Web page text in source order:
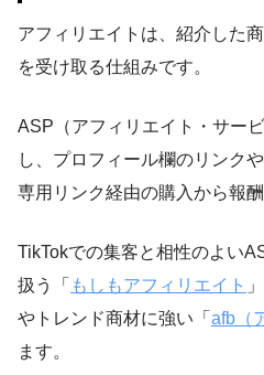
アフィリエイトは、紹介した
を受け取る仕組みです。
ASP（アフィリエイト・サー
し、プロフィール欄のリンク
専用リンク経由の購入から報酬
TikTokでの集客と相性のよい
扱う「 もしもアフィリエイト
やトレンド商材に強い「 afb（
ます。